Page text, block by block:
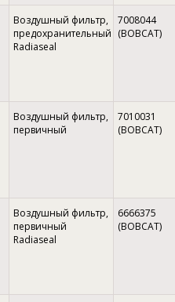
Воздушный фильтр,
предохранительный
Radiaseal
7008044
(BOBCAT)
Воздушный фильтр,
первичный
7010031
(BOBCAT)
Воздушный фильтр,
первичный
Radiaseal
6666375
(BOBCAT)